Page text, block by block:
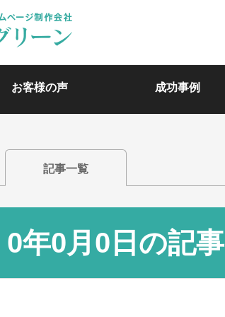
お客様の声 成功事例
記事一覧
0年0月0日の記事